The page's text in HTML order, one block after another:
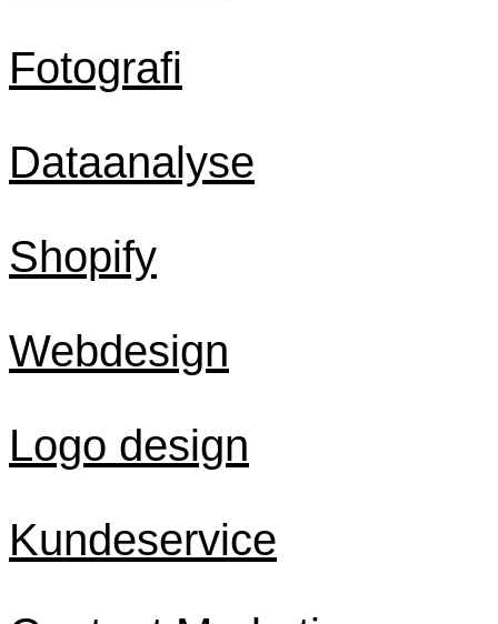
Fotografi
Dataanalyse
Shopify
Webdesign
Logo design
Kundeservice